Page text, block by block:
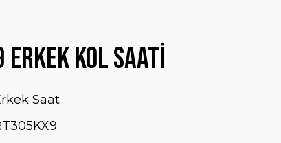
Erkek Kol Saati
Saat